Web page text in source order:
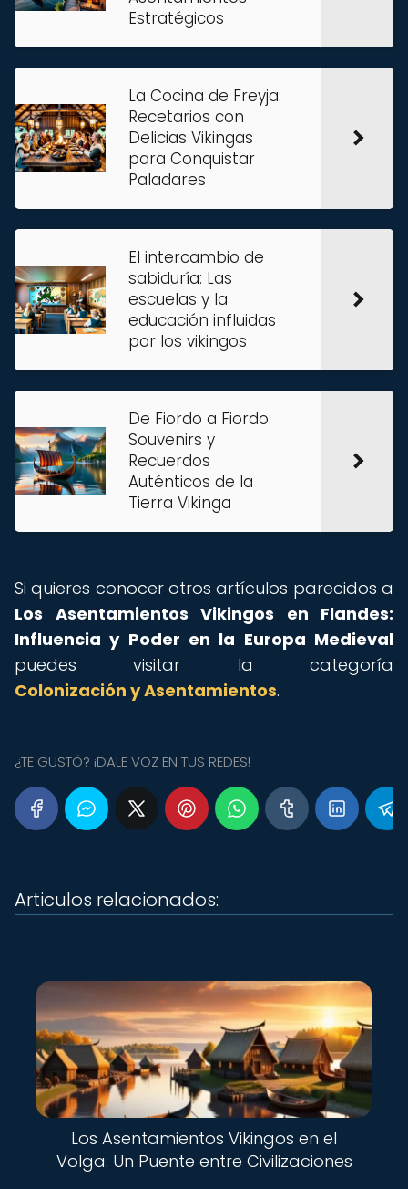
Estratégicos
La Cocina de Freyja:
Recetarios con
Delicias Vikingas
para Conquistar
Paladares
El intercambio de
sabiduría: Las
escuelas y la
educación influidas
por los vikingos
De Fiordo a Fiordo:
Souvenirs y
Recuerdos
Auténticos de la
Tierra Vikinga
Si quieres conocer otros artículos parecidos a
Los Asentamientos Vikingos en Flandes:
Influencia y Poder en la Europa Medieval
puedes visitar la categoría
Colonización y Asentamientos.
¿TE GUSTÓ? ¡DALE VOZ EN TUS REDES!
Articulos relacionados:
Los Asentamientos Vikingos en el
Volga: Un Puente entre Civilizaciones